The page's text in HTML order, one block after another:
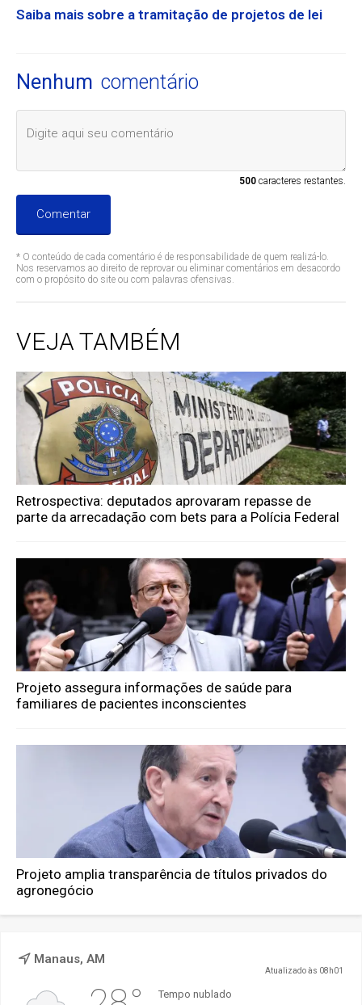
Saiba mais sobre a tramitação de projetos de lei
Nenhum comentário
500caracteres restantes.
Comentar
* O conteúdo de cada comentário é de responsabilidade de quem realizá-lo.
Nos reservamos ao direito de reprovar ou eliminar comentários em desacordo
com o propósito do site ou com palavras ofensivas.
VEJA TAMBÉM
Retrospectiva: deputados aprovaram repasse de
parte da arrecadação com bets para a Polícia Federal
Projeto assegura informações de saúde para
familiares de pacientes inconscientes
Projeto amplia transparência de títulos privados do
agronegócio
Manaus, AM
Atualizado às 08h01
Tempo nublado